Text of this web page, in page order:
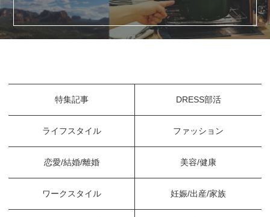
特集記事 DRESS部活
ライフスタイル ファッション
恋愛/結婚/離婚 美容/健康
ワークスタイル 妊娠/出産/家族